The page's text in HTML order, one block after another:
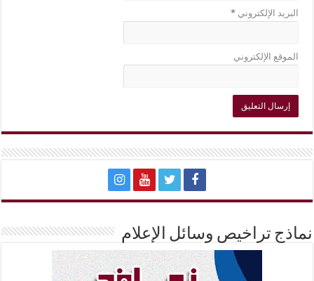
البريد الإلكتروني*
الموقع الإلكتروني
نماذج تراخيص وسائل الإعلام